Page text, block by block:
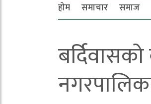
होम समाचार समाज